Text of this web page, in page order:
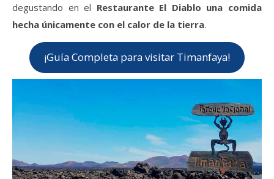
degustando en el Restaurante El Diablo una comida
hecha únicamente con el calor de la tierra.
¡Guía Completa para visitar Timanfaya!